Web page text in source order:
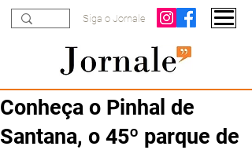
Siga o Jornale
Conheça o Pinhal de
Santana, o 45º parque de